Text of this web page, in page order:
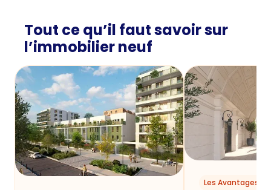
Tout ce qu’il faut savoir sur
l’immobilier neuf
Les Avantages